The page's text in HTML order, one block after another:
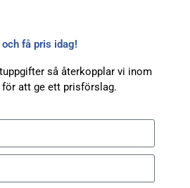
få pris idag!
så återkopplar vi inom
att ge ett prisförslag.